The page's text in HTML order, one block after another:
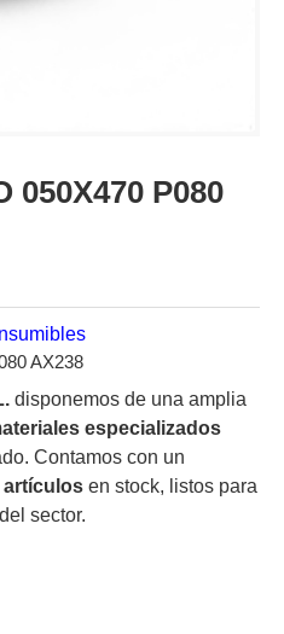
050X470 P080
AX238
disponemos de una amplia
especializados
Contamos con un
artículos en stock, listos para
sector.